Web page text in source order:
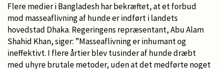
Flere medier i Bangladesh har bekræftet, at et forbud
mod masseaflivning af hunde er indført i landets
hovedstad Dhaka. Regeringens repræsentant, Abu Alam
Shahid Khan, siger: ”Masseaflivning er inhumant og
ineffektivt. I flere årtier blev tusinder af hunde dræbt
med uhyre brutale metoder, uden at det medførte noget